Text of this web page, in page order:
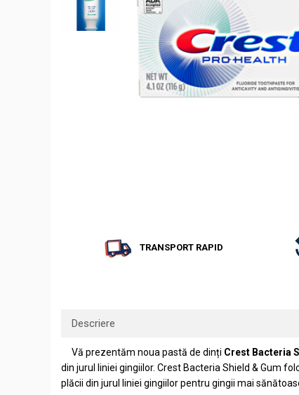
TRANSPORT RAPID
Descriere
Vă prezentăm noua pastă de dinți Crest Bacteria
din jurul liniei gingiilor. Crest Bacteria Shield & Gum
plăcii din jurul liniei gingiilor pentru gingii mai